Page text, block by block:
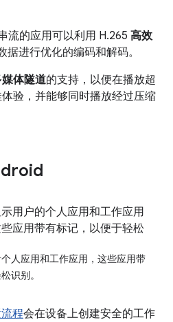
流的应用可以利用 H.265 高效
据进行优化的编码和解码。
媒体隧道的支持，以便在播放超
验，并能够同时播放经过压缩
人应用和工作应用，这些应用带
识别。
程会在设备上创建安全的工作